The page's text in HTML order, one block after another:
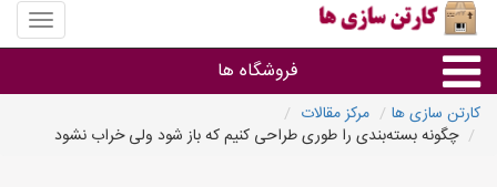
منوی
سایت
سازی
فروشگاه ها
کارتن جعبه
کارتن سازی ها
مرکز مقالات
چگونه بسته‌بندی را طوری طراحی کنیم که باز شود ولی خراب نشود